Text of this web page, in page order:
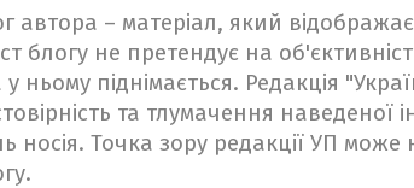
автора – матеріал, який
блогу не претендує на
у ньому піднімається. Редакція
та тлумачення наведеної
носія. Точка зору редакції УП може